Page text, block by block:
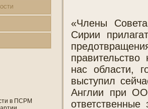
в ПСРМ
«Члены
Сирии
нас области,
выступил
Англии при